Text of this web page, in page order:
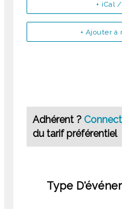
+ Ajouter à
+ iCal
Adhérent ?
du tarif préférentiel
Type